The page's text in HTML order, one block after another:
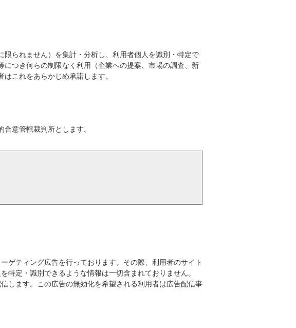
られません）を集計・分析し、利用者個人を識別・特定で
つき何らの制限なく利用（企業への提案、市場の調査、新
これをあらかじめ承諾します。
意管轄裁判所とします。
ゲティング広告を行っております。その際、利用者のサイト
特定・識別できるような情報は一切含まれておりません。
します。この広告の無効化を希望される利用者は広告配信事